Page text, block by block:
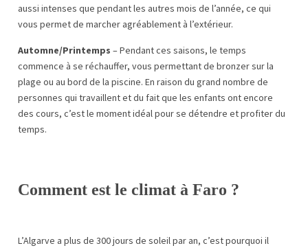
aussi intenses que pendant les autres mois de l’année, ce qui
vous permet de marcher agréablement à l’extérieur.
Automne/Printemps – Pendant ces saisons, le temps
commence à se réchauffer, vous permettant de bronzer sur la
plage ou au bord de la piscine. En raison du grand nombre de
personnes qui travaillent et du fait que les enfants ont encore
des cours, c’est le moment idéal pour se détendre et profiter du
temps.
Comment est le climat à Faro ?
L’Algarve a plus de 300 jours de soleil par an, c’est pourquoi il